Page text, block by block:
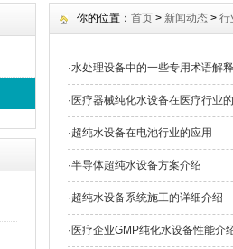
你的位置： 首页 > 新闻动态 > 行
·水处理设备中的一些专用术语解释
· 医疗器械纯化水设备在医疗行业
·超纯水设备在电池行业的应用
·半导体超纯水设备方案介绍
·超纯水设备系统施工的详细介绍
· 医疗企业GMP纯化水设备性能介